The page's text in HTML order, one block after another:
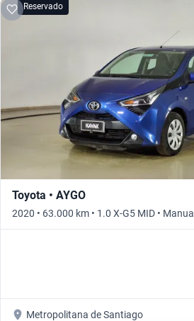
Reservado
Toyota • AYGO
2020 • 63.000 km • 1.0 X-G5 MID • Manual
Metropolitana de Santiago